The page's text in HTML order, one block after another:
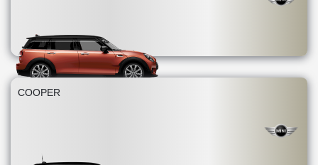
COOPER